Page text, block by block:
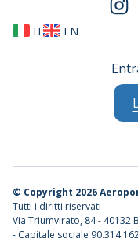
IT EN
© Copyright 2026
Tutti i diritti riservati
Via Triumvirato, 84 - 40132
- Capitale sociale